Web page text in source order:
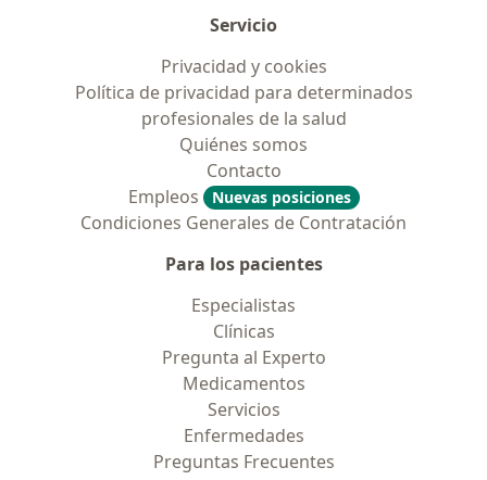
Servicio
Privacidad y cookies
Política de privacidad para determinados
profesionales de la salud
Quiénes somos
Contacto
Empleos
Nuevas posiciones
Condiciones Generales de Contratación
Para los pacientes
Especialistas
Clínicas
Pregunta al Experto
Medicamentos
Servicios
Enfermedades
Preguntas Frecuentes